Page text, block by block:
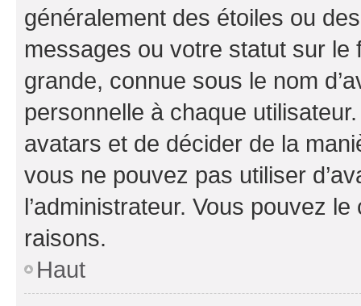
généralement des étoiles ou
messages ou votre statut sur
grande, connue sous le nom
personnelle à chaque utilisateur.
avatars et de décider de la
vous ne pouvez pas utiliser
l’administrateur. Vous pouvez
raisons.
Haut